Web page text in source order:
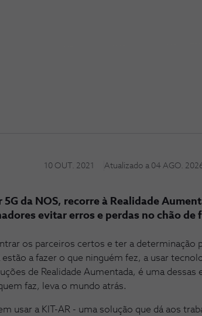
10 OUT. 2021 Atualizado a 04 AGO.
da NOS, recorre à Realidade
evitar erros e perdas no chão de
os parceiros certos e ter a determinação
a fazer o que ninguém fez, a usar
de Realidade Aumentada, é uma dessas
faz, leva o mundo atrás.
usar a KIT-AR - uma solução que dá aos